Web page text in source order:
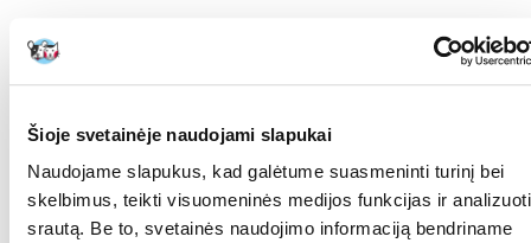
Šioje svetainėje naudojami slapukai
Naudojame slapukus, kad galėtume suasmeninti turinį bei
skelbimus, teikti visuomeninės medijos funkcijas ir analizuoti
srautą. Be to, svetainės naudojimo informaciją bendriname
APRAŠYMAS SAVYBĖS
ATSILIEPIMAI
NUOTRAUKOS
Minkšto pliušo katės guolis, užpildytas poliesterio vilna. Lovos
apmušalai nuimami ir skalbiami.